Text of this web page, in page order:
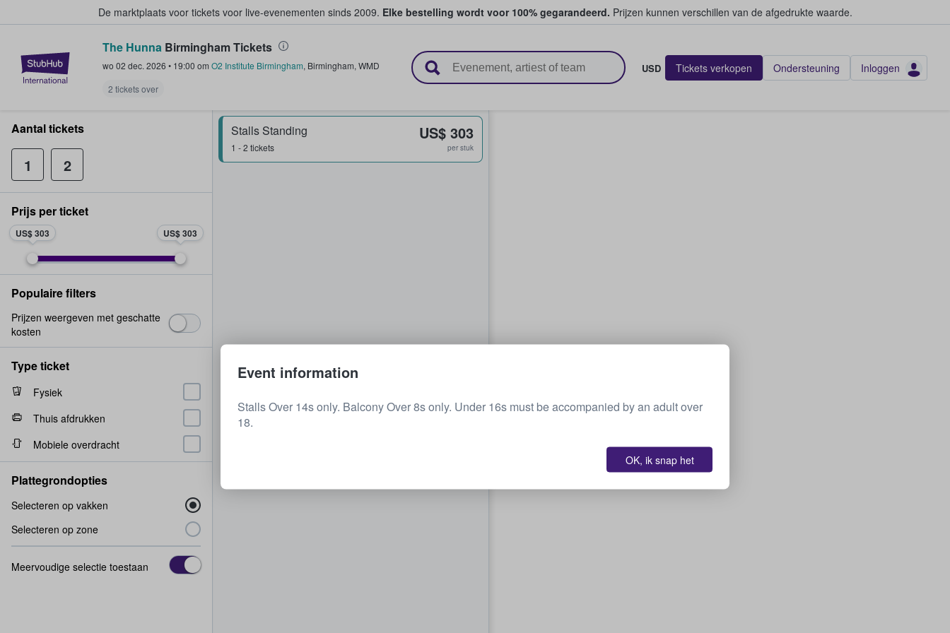
De marktplaats voor tickets voor live-evenementen sinds 2009. Elke bestelling wordt voor 100% gegarandeerd. Prijzen kunnen verschillen van de afgedrukte waarde.
StubHub: waar fans tickets kopen en verkopen
The Hunna Birmingham Tickets
wo 02 dec. 2026 • 19:00 om O2 Institute Birmingham, Birmingham, WMD
2 tickets over
USD Tickets verkopen Ondersteuning Inloggen
Stalls Standing
1 - 2 tickets
US$ 303
per stuk
Aantal tickets
1 2
Prijs per ticket
US$ 303 US$ 303
Populaire filters
Prijzen weergeven met geschatte
kosten
Type ticket
Fysiek
Thuis afdrukken
Mobiele overdracht
Plattegrondopties
Selecteren op vakken
Selecteren op zone
Meervoudige selectie toestaan
Event information
Stalls Over 14s only. Balcony Over 8s only. Under 16s must be accompanied by an adult over
18.
OK, ik snap het